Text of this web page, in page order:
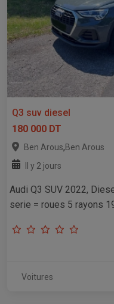
Q3 suv diesel
180 000 DT
Ben Arous,Ben Arous
Il y 2 jours
Audi Q3 SUV 2022,
serie = roues 5 rayons
Voitures